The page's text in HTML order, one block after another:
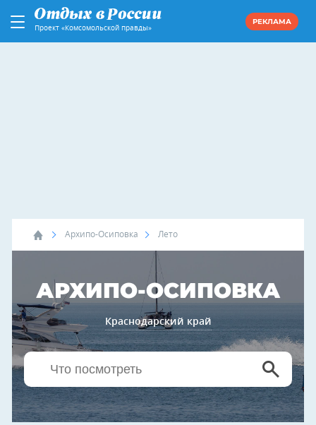
Проект «Комсомольской правды»
РЕКЛАМА
Архипо-Осиповка Лето
АРХИПО-ОСИПОВКА
Краснодарский край